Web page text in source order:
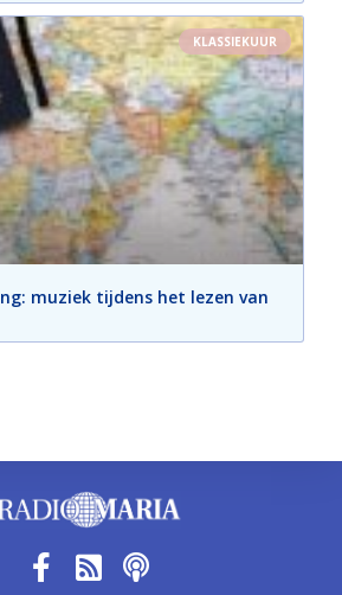
KLASSIEKUUR
muziek tijdens het lezen van